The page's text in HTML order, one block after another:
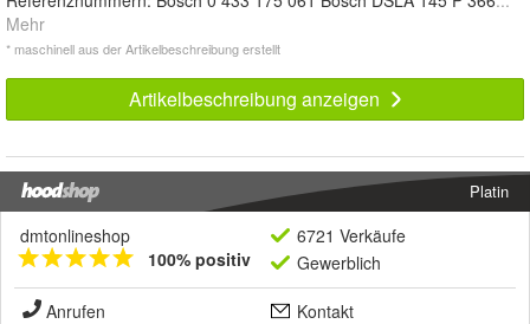
Mehr
* maschinell aus der Artikelbeschreibung erstellt
Artikelbeschreibung anzeigen
Platin
dmtonlineshop
100% positiv
6721 Verkäufe
Gewerblich
Anrufen
Kontakt